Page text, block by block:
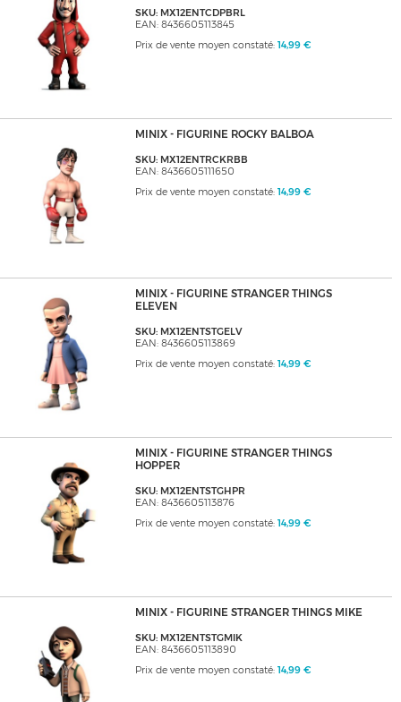
SKU: MX12ENTCDPBRL
EAN: 8436605113845
Prix de vente moyen constaté: 14,99 €
MINIX - FIGURINE ROCKY BALBOA
SKU: MX12ENTRCKRBB
EAN: 8436605111650
Prix de vente moyen constaté: 14,99 €
MINIX - FIGURINE STRANGER THINGS
ELEVEN
SKU: MX12ENTSTGELV
EAN: 8436605113869
Prix de vente moyen constaté: 14,99 €
MINIX - FIGURINE STRANGER THINGS
HOPPER
SKU: MX12ENTSTGHPR
EAN: 8436605113876
Prix de vente moyen constaté: 14,99 €
MINIX - FIGURINE STRANGER THINGS MIKE
SKU: MX12ENTSTGMIK
EAN: 8436605113890
Prix de vente moyen constaté: 14,99 €